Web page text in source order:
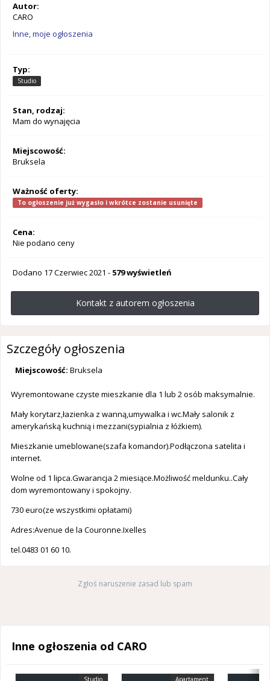
Autor:
CARO
Inne, moje ogłoszenia
Typ:
Studio
Stan, rodzaj:
Mam do wynajęcia
Miejscowość:
Bruksela
Ważność oferty:
To ogłoszenie już wygasło i wkrótce zostanie usunięte
Cena:
Nie podano ceny
Dodano 17 Czerwiec 2021 - 579 wyświetleń
Kontakt z autorem ogłoszenia
Szczegóły ogłoszenia
Miejscowość: Bruksela
Wyremontowane czyste mieszkanie dla 1 lub 2 osób maksymalnie.
Mały korytarz,łazienka z wanną,umywalka i wc.Mały salonik z
amerykańską kuchnią i mezzani(sypialnia z łóżkiem).
Mieszkanie umeblowane(szafa komandor).Podłączona satelita i
internet.
Wolne od 1 lipca.Gwarancja 2 miesiące.Możliwość meldunku..Cały
dom wyremontowany i spokojny.
730 euro(ze wszystkimi opłatami)
Adres:Avenue de la Couronne.Ixelles
tel.0483 01 60 10.
Zgłoś naruszenie zasad lub spam
Inne ogłoszenia od CARO
Studio Apartament